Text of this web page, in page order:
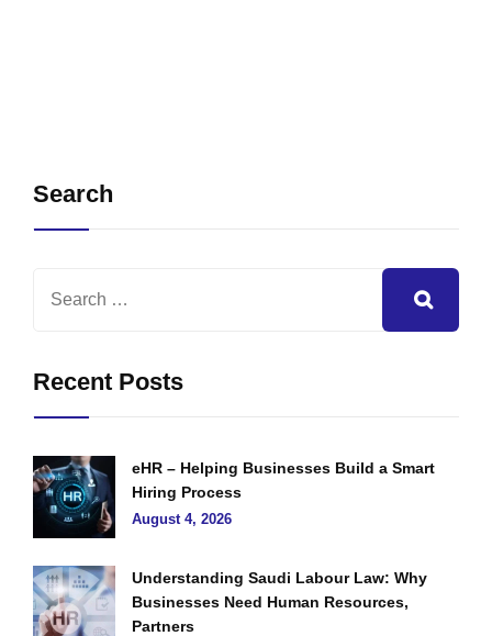
Search
Recent Posts
eHR – Helping Businesses Build a Smart
Hiring Process
August 4, 2026
Understanding Saudi Labour Law: Why
Businesses Need Human Resources,
Partners